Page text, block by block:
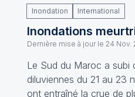
Inondation International
Inondations
Dernière mise à jour le 24 Nov.
Le Sud du Maroc a subi
diluviennes du 21 au 23
ont entraîné la crue de